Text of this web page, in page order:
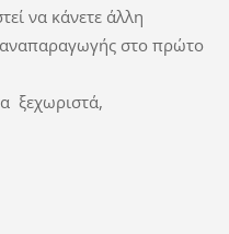
να κάνετε άλλη
αναπαραγωγής στο πρώτο
ξεχωριστά,